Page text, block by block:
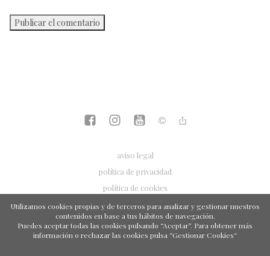
aviso legal
política de privacidad
política de cookies
Utilizamos cookies propias y de terceros para analizar y gestionar nuestros
contenidos en base a tus hábitos de navegación.
Puedes aceptar todas las cookies pulsando “Aceptar”. Para obtener más
información o rechazar las cookies pulsa “Gestionar Cookies“